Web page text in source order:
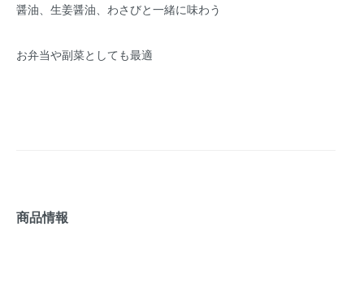
醤油、生姜醤油、わさびと一緒に味わう
お弁当や副菜としても最適
商品情報